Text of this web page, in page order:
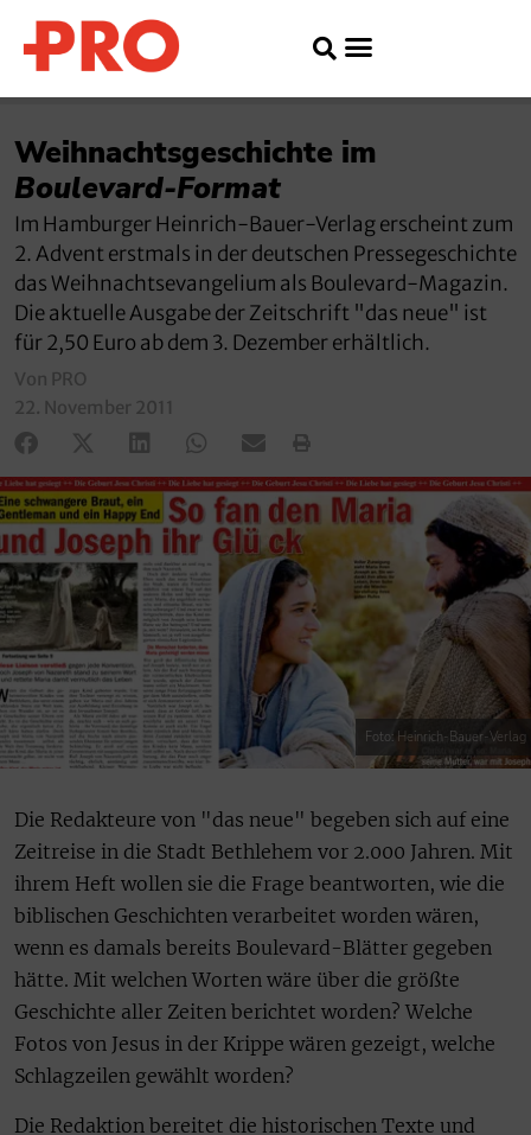
Weihnachtsgeschichte im
Boulevard-Format
Im Hamburger Heinrich-Bauer-Verlag erscheint zum
2. Advent erstmals in der deutschen Pressegeschichte
das Weihnachtsevangelium als Boulevard-Magazin.
Die aktuelle Ausgabe der Zeitschrift "das neue" ist
für 2,50 Euro ab dem 3. Dezember erhältlich.
Von PRO
22. November 2011
Foto: Heinrich-Bauer-Verlag
Die Redakteure von "das neue" begeben sich auf eine
Zeitreise in die Stadt Bethlehem vor 2.000 Jahren. Mit
ihrem Heft wollen sie die Frage beantworten, wie die
biblischen Geschichten verarbeitet worden wären,
wenn es damals bereits Boulevard-Blätter gegeben
hätte. Mit welchen Worten wäre über die größte
Geschichte aller Zeiten berichtet worden? Welche
Fotos von Jesus in der Krippe wären gezeigt, welche
Schlagzeilen gewählt worden?
Die Redaktion bereitet die historischen Texte und